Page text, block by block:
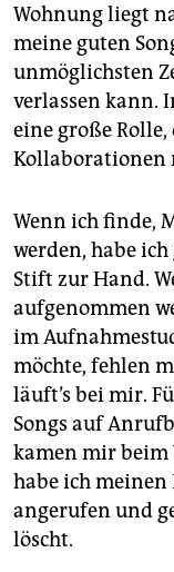
Wohnung liegt
meine guten
unmöglichsten
verlassen kann.
eine große
Kollaborationen
Wenn ich finde,
werden, habe
Stift zur Hand.
aufgenommen
im
möchte, fehlen
läuft’s bei mir.
Songs auf
kamen mir beim
habe ich meinen
angerufen und
löscht.